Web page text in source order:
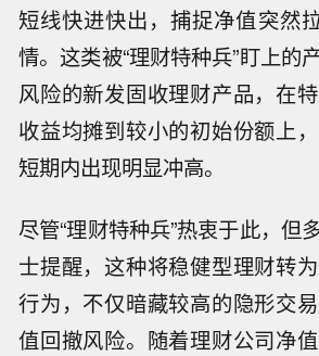
短线快进快出，捕捉净值突然
情。这类被“理财特种兵”盯上的
风险的新发固收理财产品，在
收益均摊到较小的初始份额上
短期内出现明显冲高。
尽管“理财特种兵”热衷于此，但
士提醒，这种将稳健型理财转
行为，不仅暗藏较高的隐形交
值回撤风险。随着理财公司净